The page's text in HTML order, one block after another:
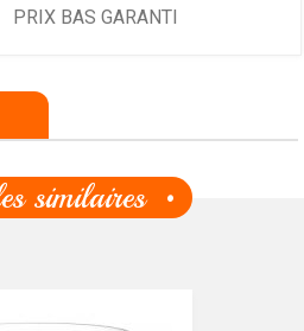
PRIX BAS GARANTI
similaires